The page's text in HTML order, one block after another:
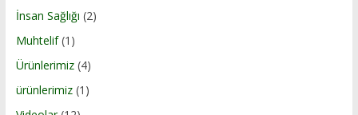
İnsan Sağlığı (2)
Muhtelif(1)
Ürünlerimiz(4)
ürünlerimiz(1)